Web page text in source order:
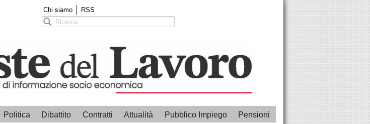
Chi siamo RSS
Politica Dibattito Contratti Attualità Pubblico Impiego Pensioni